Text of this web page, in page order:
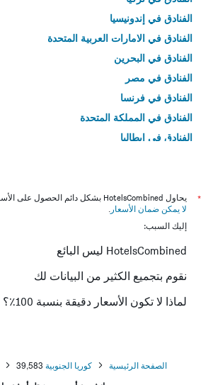
الفنادق في إندونيسيا
الفنادق في الامارات العربية المتحدة
الفنادق في البحرين
الفنادق في مصر
الفنادق في فرنسا
الفنادق في المملكة المتحدة
الفنادق في إيطاليا
*
يحاول HotelsCombined بشكل دائم الحصول على الأسعار الدقيقة، ولكن
لا يمكن ضمان الأسعار .
إليك السبب:
HotelsCombined ليس البائع
نقوم بتجميع الكثير من البيانات لك
لماذا لا تكون الأسعار دقيقة بنسبة 100٪؟
الصفحة الرئيسية كوريا الجنوبية 39,583